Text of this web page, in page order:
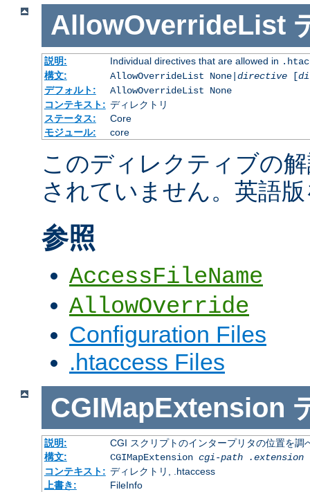
AllowOverrideList
説明: Individual directives that are allowed in
構文:
AllowOverrideList None| directive[
デフォルト:
AllowOverrideList None
コンテキスト: ディレクトリ
ステータス:
Core
モジュール:
core
このディレクティブの
されていません。英語
参照
AccessFileName
AllowOverride
Configuration Files
.htaccess Files
CGIMapExtension
説明:
CGI スクリプトのインタープリタの位置を調
構文:
CGIMapExtension cgi-path
.extension
コンテキスト: ディレクトリ, .htaccess
上書き:
FileInfo